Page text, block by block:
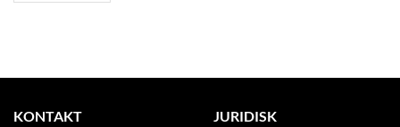
KONTAKT
JURIDISK